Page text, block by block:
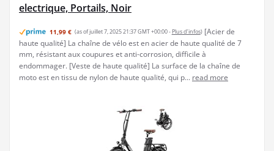
electrique, Portails, Noir
11,99 € (as of juillet 7, 2025 21:37 GMT +00:00 - Plus d’infos) [Acier de
haute qualité] La chaîne de vélo est en acier de haute qualité de 7
mm, résistant aux coupures et anti-corrosion, difficile à
endommager. [Veste de haute qualité] La surface de la chaîne de
moto est en tissu de nylon de haute qualité, qui p... read more